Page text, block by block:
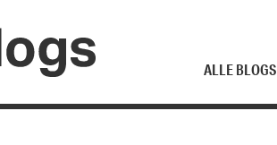
ALLE BLOGS